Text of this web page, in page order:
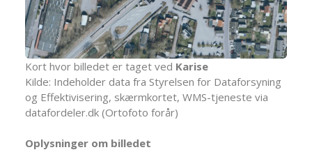
Kort hvor billedet er taget ved Karise
Kilde: Indeholder data fra Styrelsen for Dataforsyning
og Effektivisering, skærmkortet, WMS-tjeneste via
datafordeler.dk (Ortofoto forår)
Oplysninger om billedet